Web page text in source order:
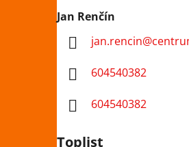
Jan Renčín
jan.rencin@
604540382
604540382
Toplist